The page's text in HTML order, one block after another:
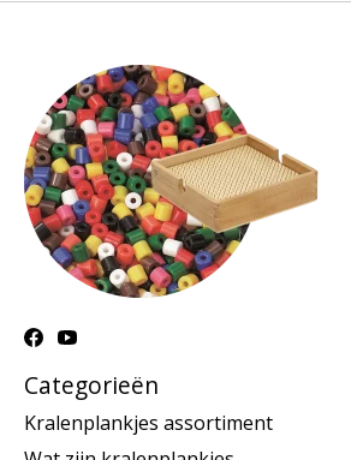
Categorieën
Kralenplankjes assortiment